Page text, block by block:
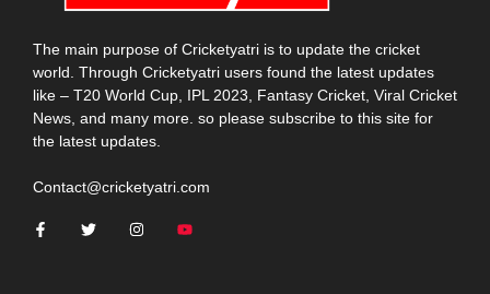
The main purpose of Cricketyatri is to update the cricket
world. Through Cricketyatri users found the latest updates
like – T20 World Cup, IPL 2023, Fantasy Cricket, Viral Cricket
News, and many more. so please subscribe to this site for
the latest updates.
Contact@cricketyatri.com